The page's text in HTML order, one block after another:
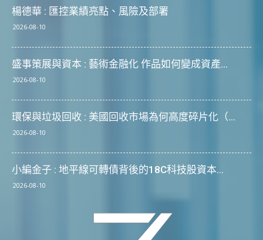
楊德華 : 匯控業績亮點、風險及部署
2026-08-10
盛事策展與資本 : 藝術金融化 作品如何變成資產...
2026-08-10
環保與垃圾回收 : 美國回收市場為何高度碎片化（...
2026-08-10
小編金子 : 地平線可轉債背後的18C科技股資本...
2026-08-10